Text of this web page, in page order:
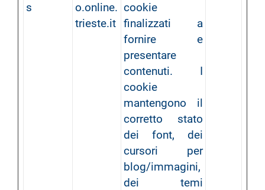
s
o.online.
trieste.it
cookie
finalizzati a
fornire e
presentare
contenuti. I
cookie
mantengono il
corretto stato
dei font, dei
cursori per
blog/immagini,
dei temi